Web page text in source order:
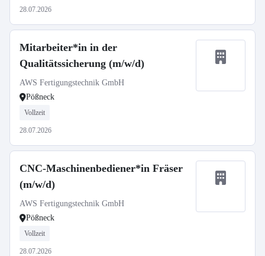
28.07.2026
Mitarbeiter*in in der
Qualitätssicherung (m/w/d)
AWS Fertigungstechnik GmbH
Pößneck
Vollzeit
28.07.2026
CNC-Maschinenbediener*in Fräser
(m/w/d)
AWS Fertigungstechnik GmbH
Pößneck
Vollzeit
28.07.2026